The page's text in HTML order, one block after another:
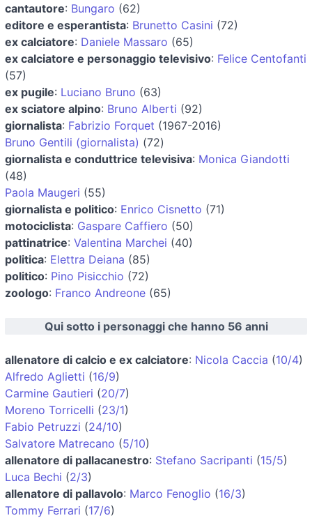
cantautore: Bungaro (62)
editore e esperantista: Brunetto Casini (72)
ex calciatore: Daniele Massaro (65)
ex calciatore e personaggio televisivo: Felice Centofanti
(57)
ex pugile: Luciano Bruno (63)
ex sciatore alpino: Bruno Alberti (92)
giornalista: Fabrizio Forquet (1967-2016)
Bruno Gentili (giornalista) (72)
giornalista e conduttrice televisiva: Monica Giandotti
(48)
Paola Maugeri (55)
giornalista e politico: Enrico Cisnetto (71)
motociclista: Gaspare Caffiero (50)
pattinatrice: Valentina Marchei (40)
politica: Elettra Deiana (85)
politico: Pino Pisicchio (72)
zoologo: Franco Andreone (65)
Qui sotto i personaggi che hanno 56 anni
allenatore di calcio e ex calciatore: Nicola Caccia (10/4)
Alfredo Aglietti (16/9)
Carmine Gautieri (20/7)
Moreno Torricelli (23/1)
Fabio Petruzzi (24/10)
Salvatore Matrecano (5/10)
allenatore di pallacanestro: Stefano Sacripanti (15/5)
Luca Bechi (2/3)
allenatore di pallavolo: Marco Fenoglio (16/3)
Tommy Ferrari (17/6)